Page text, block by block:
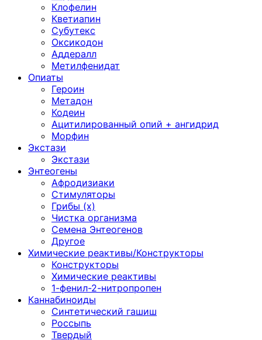
Клофелин
Кветиапин
Субутекс
Оксикодон
Аддералл
Метилфенидат
Опиаты
Героин
Метадон
Кодеин
Ацитилированный опий + ангидрид
Морфин
Экстази
Экстази
Энтеогены
Афродизиаки
Стимуляторы
Грибы (х)
Чистка организма
Семена Энтеогенов
Другое
Химические реактивы/Конструкторы
Конструкторы
Химические реактивы
1-фенил-2-нитропропен
Каннабиноиды
Синтетический гашиш
Россыпь
Твердый